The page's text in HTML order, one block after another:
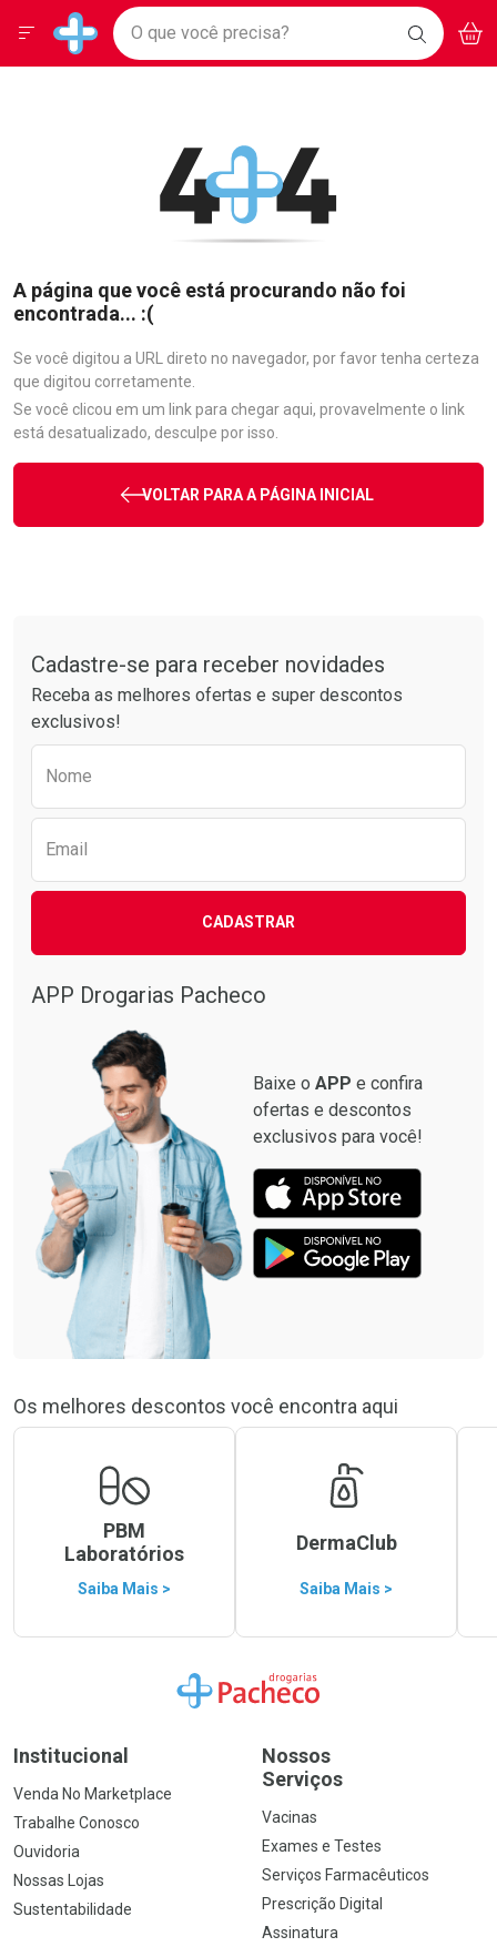
Drogarias Pacheco
Baixe nosso APP e aproveite Ofertas Exclusivas!
BAIXE
O APP
Ir direto para a home
pela página
Ir direto para o conteúdo
Ir direto para a busca
Ir direto para a notificações
Ir direto para o carrinho
Faça a sua busca
O que você precisa? BUSCAR
Menu
A página que você está procurando não foi
encontrada... :(
Se você digitou a URL direto no navegador, por favor tenha certeza
que digitou corretamente.
Se você clicou em um link para chegar aqui, provavelmente o link
está desatualizado, desculpe por isso.
VOLTAR PARA A PÁGINA INICIAL
Cadastre-se para receber novidades
Receba as melhores ofertas e super descontos
exclusivos!
Nome
Email
CADASTRAR
APP Drogarias Pacheco
Baixe o APP e confira
ofertas e descontos
exclusivos para você!
Os melhores descontos você encontra aqui
PBM
Laboratórios
Saiba Mais >
DermaClub
Saiba Mais >
Ir para a Home
Institucional
Venda No Marketplace
Trabalhe Conosco
Ouvidoria
Nossas Lojas
Sustentabilidade
Nossos
Serviços
Vacinas
Exames e Testes
Serviços Farmacêuticos
Prescrição Digital
Assinatura